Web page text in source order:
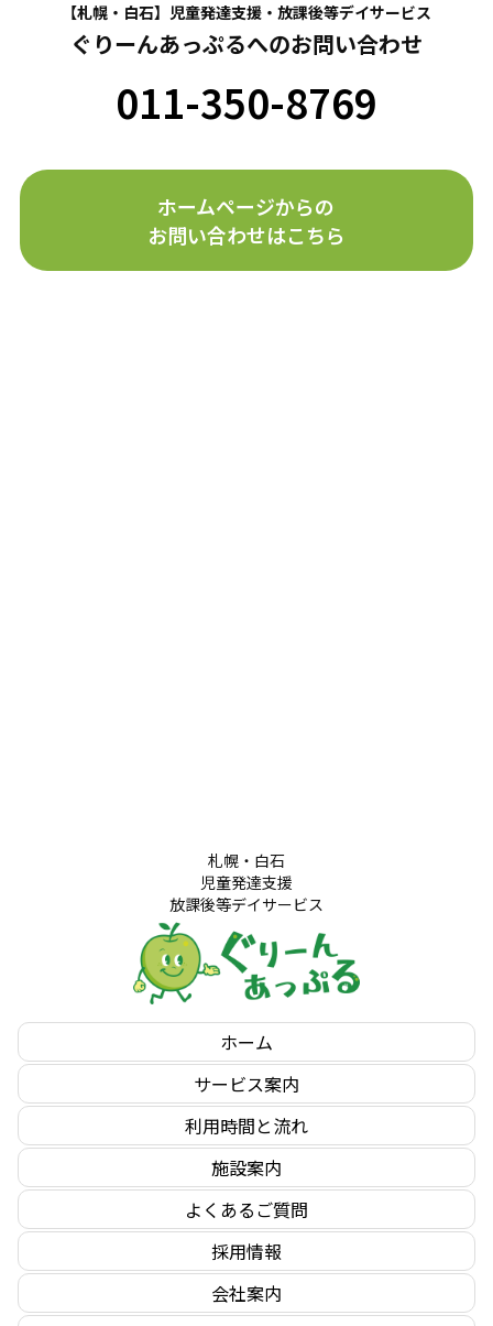
【札幌・白石】児童発達支援・放課後等デイサービス
ぐりーんあっぷるへのお問い合わせ
011-350-8769
ホームページからの
お問い合わせはこちら
札幌・白石
児童発達支援
放課後等デイサービス
ホーム
サービス案内
利用時間と流れ
施設案内
よくあるご質問
採用情報
会社案内